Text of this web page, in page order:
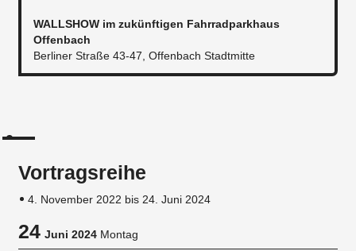
WALLSHOW im zukünftigen Fahrradparkhaus
Offenbach
Berliner Straße 43-47, Offenbach Stadtmitte
Vortragsreihe
4. November 2022 bis 24. Juni 2024
24Juni 2024 Montag